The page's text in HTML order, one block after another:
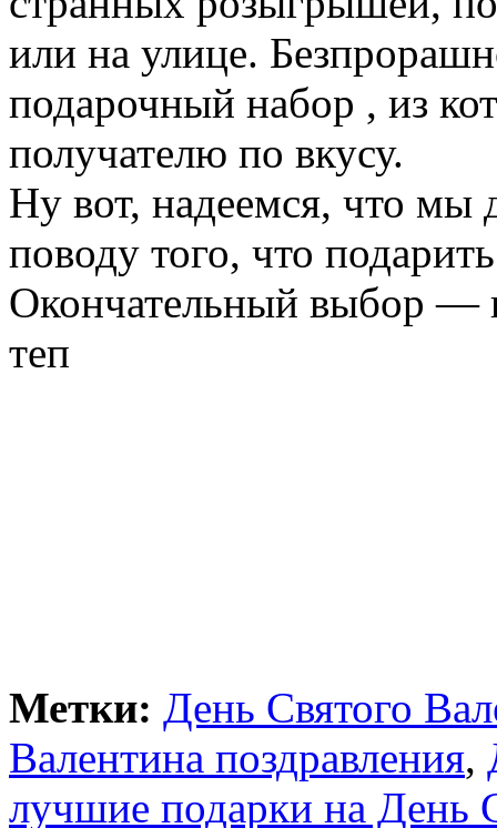
или на улице.
подарочный набор , из
получателю по вкусу.
Ну вот, надеемся, что мы
поводу того, что
Окончательный выбор —
теп
Метки: День Святого
Валентина поздравления,
лучшие подарки на День